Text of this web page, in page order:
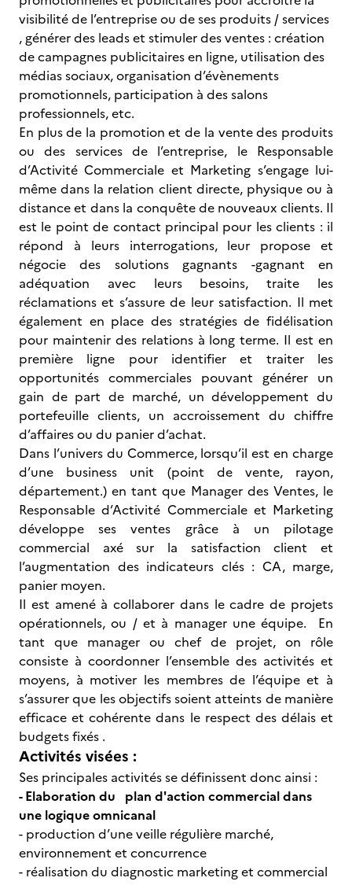
visibilité de l’entreprise ou de ses produits / services
, générer des leads et stimuler des ventes : création
de campagnes publicitaires en ligne, utilisation des
médias sociaux, organisation d’évènements
promotionnels, participation à des salons
professionnels, etc.
En plus de la promotion et de la vente des produits
ou des services de l’entreprise, le Responsable
d’Activité Commerciale et Marketing s’engage lui-
même dans la relation client directe, physique ou à
distance et dans la conquête de nouveaux clients. Il
est le point de contact principal pour les clients : il
répond à leurs interrogations, leur propose et
négocie des solutions gagnants -gagnant en
adéquation avec leurs besoins, traite les
réclamations et s’assure de leur satisfaction. Il met
également en place des stratégies de fidélisation
pour maintenir des relations à long terme. Il est en
première ligne pour identifier et traiter les
opportunités commerciales pouvant générer un
gain de part de marché, un développement du
portefeuille clients, un accroissement du chiffre
d’affaires ou du panier d’achat.
Dans l’univers du Commerce, lorsqu’il est en charge
d’une business unit (point de vente, rayon,
département.) en tant que Manager des Ventes, le
Responsable d’Activité Commerciale et Marketing
développe ses ventes grâce à un pilotage
commercial axé sur la satisfaction client et
l’augmentation des indicateurs clés : CA, marge,
panier moyen.
Il est amené à collaborer dans le cadre de projets
opérationnels, ou / et à manager une équipe. En
tant que manager ou chef de projet, on rôle
consiste à coordonner l’ensemble des activités et
moyens, à motiver les membres de l’équipe et à
s’assurer que les objectifs soient atteints de manière
efficace et cohérente dans le respect des délais et
budgets fixés .
Activités visées :
Ses principales activités se définissent donc ainsi :
- Elaboration du plan d'action commercial dans
une logique omnicanal
- production d’une veille régulière marché,
environnement et concurrence
- réalisation du diagnostic marketing et commercial